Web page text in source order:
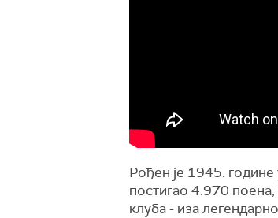
Рођен је 1945.
постигао 4.970
клуба - иза